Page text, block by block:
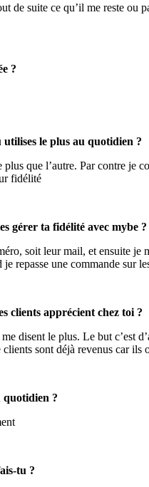
de suite ce qu’il me reste
?
le plus au quotidien ?
plus que l’autre. Par contre je
fidélité
gérer ta fidélité avec mybe ?
soit leur mail, et ensuite je
repasse une commande sur
clients apprécient chez toi ?
disent le plus. Le but c’est
sont déjà revenus car
quotidien ?
tu ?